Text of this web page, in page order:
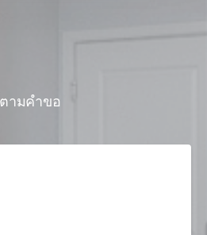
ามคำขอ